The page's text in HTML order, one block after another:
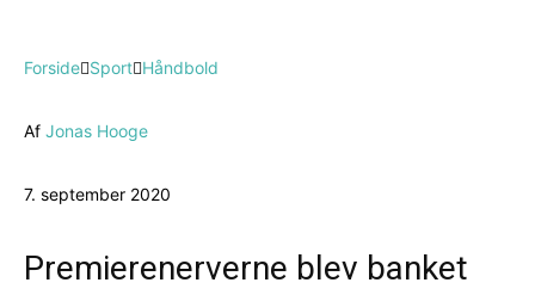
Forside Sport Håndbold
Af Jonas Hooge
7. september 2020
Premierenerverne blev banket